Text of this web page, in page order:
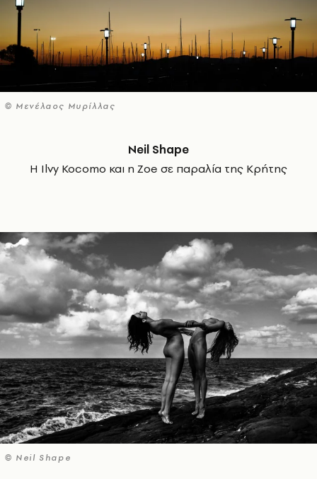
© Μενέλαος Μυρίλλας
Neil Shape
H Ilvy Kocomo και η Zoe σε παραλία της Κρήτης
© Neil Shape